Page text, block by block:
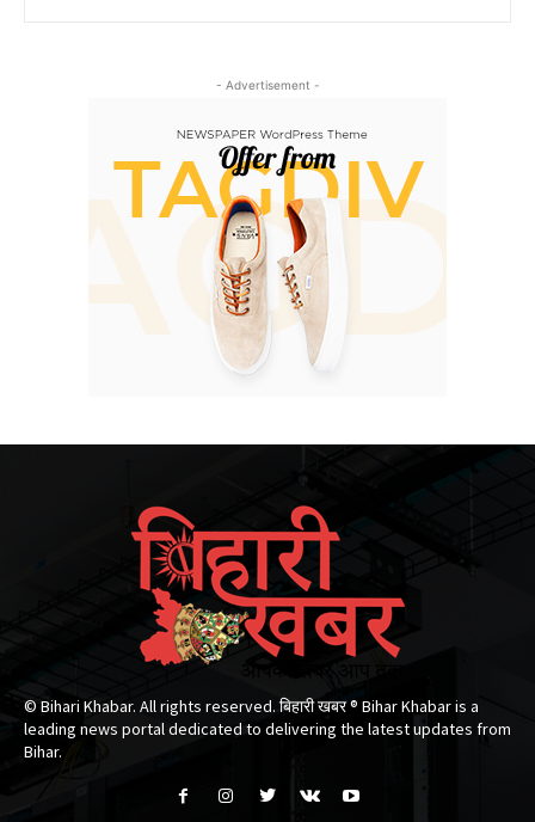
- Advertisement -
© Bihari Khabar. All rights reserved. बिहारी खबर ®​ Bihar Khabar is a
leading news portal dedicated to delivering the latest updates from
Bihar.